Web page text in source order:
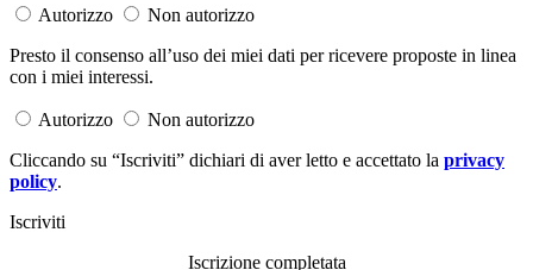
Autorizzo
Non autorizzo
Presto il consenso all’uso dei miei dati per ricevere proposte in linea
con i miei interessi.
Autorizzo
Non autorizzo
Cliccando su “Iscriviti” dichiari di aver letto e accettato la privacy
policy.
Iscriviti
Iscrizione completata